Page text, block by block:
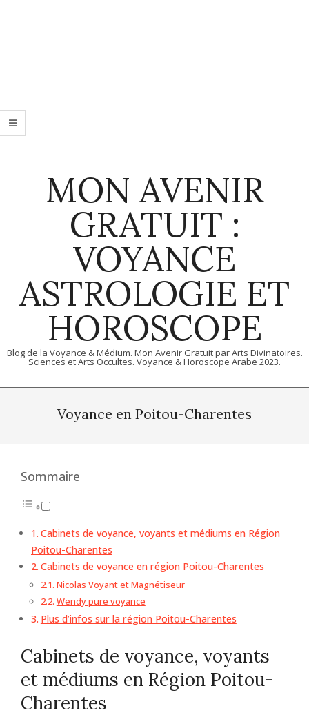
MON AVENIR
GRATUIT :
VOYANCE
ASTROLOGIE ET
HOROSCOPE
Blog de la Voyance & Médium. Mon Avenir Gratuit par Arts Divinatoires.
Sciences et Arts Occultes. Voyance & Horoscope Arabe 2023.
Voyance en Poitou-Charentes
Sommaire
Cabinets de voyance, voyants et médiums en Région
Poitou-Charentes
Cabinets de voyance en région Poitou-Charentes
Nicolas Voyant et Magnétiseur
Wendy pure voyance
Plus d’infos sur la région Poitou-Charentes
Cabinets de voyance, voyants
et médiums en Région Poitou-
Charentes